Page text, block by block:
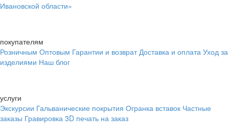
Ивановской области»
покупателям
Розничным Оптовым Гарантии и возврат Доставка и оплата Уход за
изделиями Наш блог
услуги
Экскурсии Гальванические покрытия Огранка вставок Частные
заказы Гравировка 3D печать на заказ